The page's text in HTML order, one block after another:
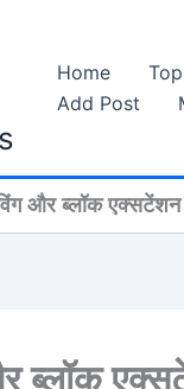
Home
Add Post
विंग और ब्लॉक
ब्लॉक